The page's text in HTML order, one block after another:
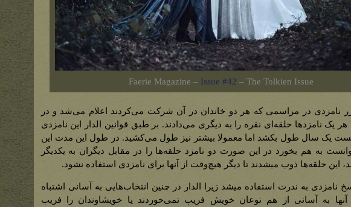
Faerie Magazine – Issue #42 – The Tolkien Issue
نامزدی در مراسمی که هر دو خاندان‌ در آن شرکت می‌کردند اعلام می‌شد و در
یک نامزدها حلقه‌ای نقره‌ را به دیگری می‌دادند. بر طبق قوانین الدار این نامزدی
یک سال طول بکشد اما معمولا بیشتر نیز طول می‌کشید. در طول این مدت این
به هم بخورد در این صورت دو نامزد حلقه‌ها را در مقابل دیگران به یکدیگر
این حلقه‌ها ذوب میشدند تا دیگر هیچ‌وقت از آنها برای نامزدی استفاده نشود.
نامزدی به ندرت استفاده میشد زیرا الدار در چنین انتخاب‌هایی به آسانی اشتباه
آنها به آسانی از هم نوعان خویش فریب نمی‌خوردند یا خویشاوندان را فریب